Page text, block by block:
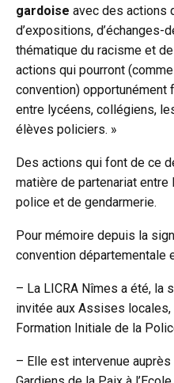
gardoise avec des actions
d’expositions, d’échanges-
thématique du racisme et
actions qui pourront
convention) opportunément
entre lycéens, collégiens,
élèves policiers. »
Des actions qui font de ce
matière de partenariat
police et de gendarmerie.
Pour mémoire depuis la
convention départementale
– La LICRA Nîmes a été, la
invitée aux Assises
Formation Initiale de la
– Elle est intervenue